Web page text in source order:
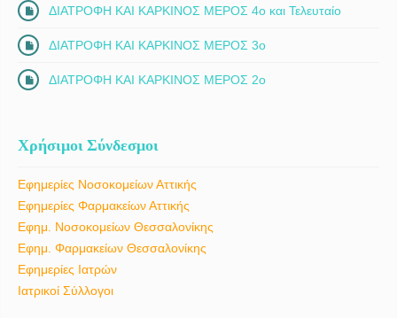
ΔΙΑΤΡΟΦΗ ΚΑΙ ΚΑΡΚΙΝΟΣ ΜΕΡΟΣ 4ο και Τελευταίο
ΔΙΑΤΡΟΦΗ ΚΑΙ ΚΑΡΚΙΝΟΣ ΜΕΡΟΣ 3ο
ΔΙΑΤΡΟΦΗ ΚΑΙ ΚΑΡΚΙΝΟΣ ΜΕΡΟΣ 2ο
Χρήσιμοι Σύνδεσμοι
Εφημερίες Νοσοκομείων Αττικής
Εφημερίες Φαρμακείων Αττικής
Εφημ. Νοσοκομείων Θεσσαλονίκης
Εφημ. Φαρμακείων Θεσσαλονίκης
Εφημερίες Ιατρών
Ιατρικοί Σύλλογοι